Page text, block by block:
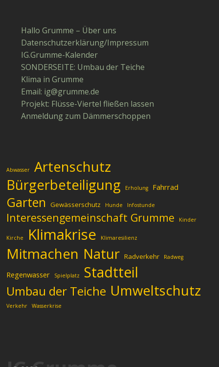
Hallo Grumme – Über uns
Datenschutzerklärung/Impressum
IG.Grumme-Kalender
SONDERSEITE: Umbau der Teiche
Klima in Grumme
Email: ig​@​grumme​.de
Projekt: Flüsse-Viertel fließen lassen
Anmeldung zum Dämmerschoppen
Abwasser Artenschutz
Bürgerbeteiligung Erholung Fahrrad
Garten Gewässerschutz Hunde Infostunde
Interessengemeinschaft Grumme Kinder
Kirche Klimakrise Klimaresilienz
Mitmachen Natur Radverkehr Radweg
Regenwasser Spielplatz Stadtteil
Umbau der Teiche Umweltschutz
Verkehr Wasserkrise